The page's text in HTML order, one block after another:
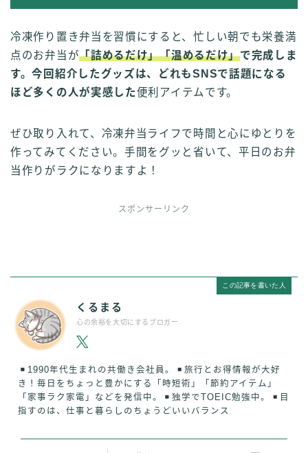
冷凍作り置き弁当を習慣にすると、忙しい朝でも栄養満
点のお弁当が「詰めるだけ」「温めるだけ」で完成しま
す。今回紹介したグッズは、どれもSNSで話題になる
ほど多くの人が実感した便利アイテムです。
ぜひ取り入れて、冷凍弁当ライフで時間と心にゆとりを
作ってみてください。手間をグッと省いて、平日のお弁
当作りがラクになりますよ！
スポンサーリンク
この記事を書いた人
くるまる
心の余裕を大切にするブロガー
1990年代生まれの共働き会社員。
旅行とお得情報が大好
き！毎日をちょっと豊かにする「時短術」「節約アイテム」
「家事ラク家電」などを発信中。
独学でTOEIC勉強中。
目
指すのは、仕事と暮らしのちょうどいいバランス